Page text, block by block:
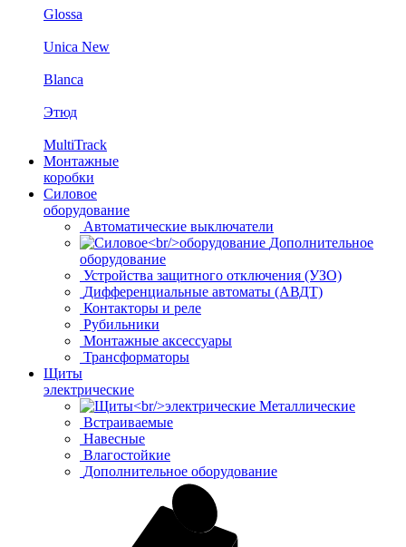
Glossa
Unica New
Blanca
Этюд
MultiTrack
Монтажные
коробки
Силовое
оборудование
Автоматические выключатели
Дополнительное
оборудование
Устройства защитного отключения (УЗО)
Дифференциальные автоматы (АВДТ)
Контакторы и реле
Рубильники
Монтажные аксессуары
Трансформаторы
Щиты
электрические
Металлические
Встраиваемые
Навесные
Влагостойкие
Дополнительное оборудование